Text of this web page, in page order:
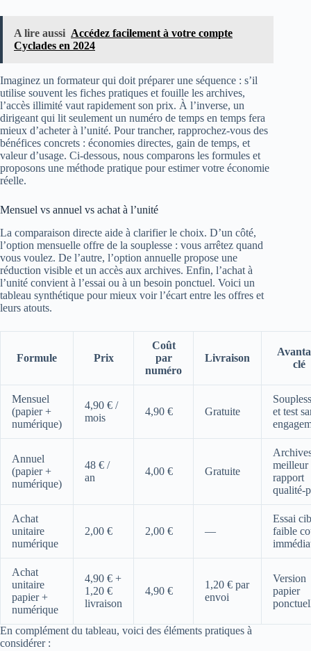
A lire aussi Accédez facilement à votre compte
Cyclades en 2024
Imaginez un formateur qui doit préparer une séquence : s’il
utilise souvent les fiches pratiques et fouille les archives,
l’accès illimité vaut rapidement son prix. À l’inverse, un
dirigeant qui lit seulement un numéro de temps en temps fera
mieux d’acheter à l’unité. Pour trancher, rapprochez-vous des
bénéfices concrets : économies directes, gain de temps, et
valeur d’usage. Ci-dessous, nous comparons les formules et
proposons une méthode pratique pour estimer votre économie
réelle.
Mensuel vs annuel vs achat à l’unité
La comparaison directe aide à clarifier le choix. D’un côté,
l’option mensuelle offre de la souplesse : vous arrêtez quand
vous voulez. De l’autre, l’option annuelle propose une
réduction visible et un accès aux archives. Enfin, l’achat à
l’unité convient à l’essai ou à un besoin ponctuel. Voici un
tableau synthétique pour mieux voir l’écart entre les offres et
leurs atouts.
Formule Prix
Coût
par
numéro
Livraison
clé
Mensuel
(papier +
numérique)
4,90 € /
mois
4,90 € Gratuite
et test
Annuel
(papier +
numérique)
48 € /
an
4,00 € Gratuite
meilleur
rapport
qualité-
Achat
unitaire
numérique
2,00 € 2,00 € —
Essai
faible
Achat
unitaire
papier +
numérique
4,90 € +
1,20 €
livraison
4,90 €
1,20 € par
envoi
Version
papier
En complément du tableau, voici des éléments pratiques à
considérer :